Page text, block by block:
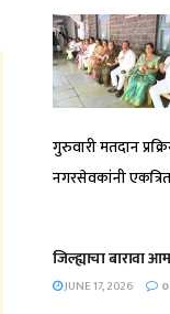
गुरुवारी मतदान
नगरसेवकांनी
जिल्ह्याचा बारावा
JUNE 17, 2026 0